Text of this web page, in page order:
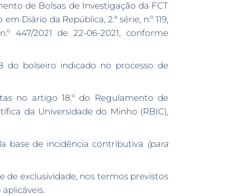
de Bolsas de Investigação da FCT
Diário da República, 2.ª série, n.º 119,
447/2021 de 22-06-2021, conforme
do bolseiro indicado no processo de
no artigo 18.º do Regulamento de
da Universidade do Minho (RBIC),
base de incidência contributiva (para
exclusividade, nos termos previstos